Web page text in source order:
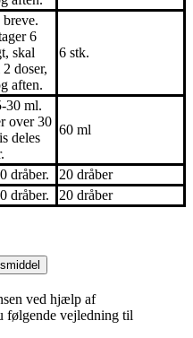
6
skal
doser,
aften.
6 stk.
30 ml.
over 30
deles
60 ml
dråber.
20 dråber
dråber. 20 dråber
ved hjælp af
følgende vejledning til